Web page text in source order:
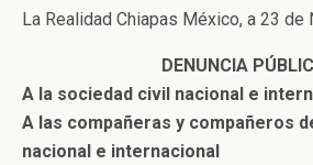
La Realidad Chiapas México, a 23
DENUNCIA
A la sociedad civil nacional e
A las compañeras y compañeros
nacional e internacional